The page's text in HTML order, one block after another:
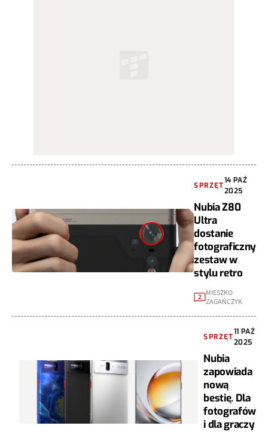
SPRZĘT
14 PAŹ
2025
Nubia Z80
Ultra
dostanie
fotograficzny
zestaw w
stylu retro
2
MIESZKO
ZAGAŃCZYK
SPRZĘT
11 PAŹ
2025
Nubia
zapowiada
nową
bestię. Dla
fotografów
i dla graczy